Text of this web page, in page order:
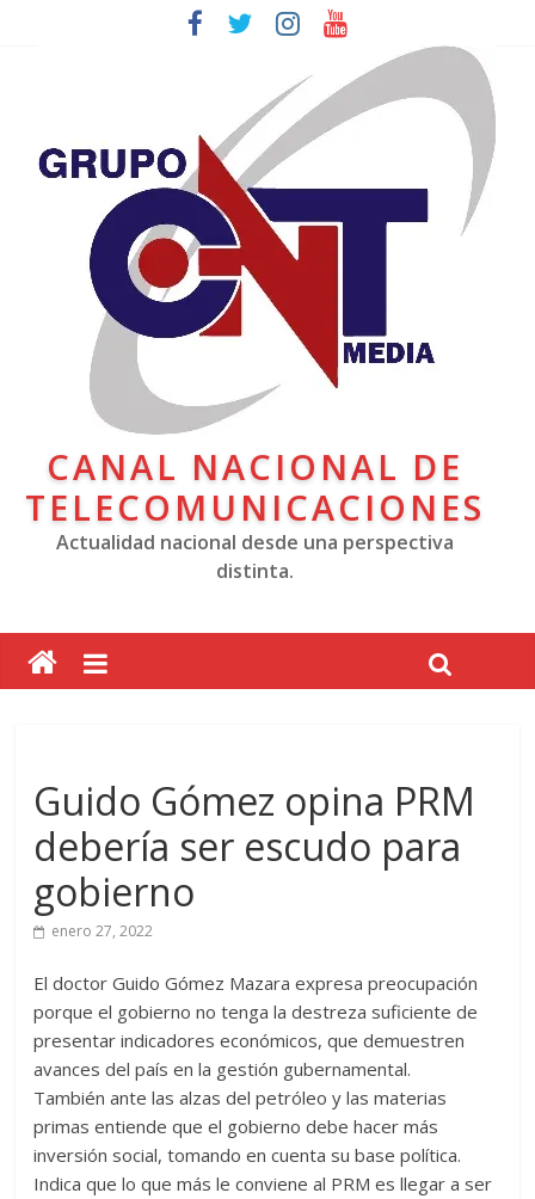
CANAL NACIONAL DE
TELECOMUNICACIONES
Actualidad nacional desde una perspectiva
distinta.
Guido Gómez opina PRM
debería ser escudo para
gobierno
enero 27, 2022
El doctor Guido Gómez Mazara expresa preocupación
porque el gobierno no tenga la destreza suficiente de
presentar indicadores económicos, que demuestren
avances del país en la gestión gubernamental.
También ante las alzas del petróleo y las materias
primas entiende que el gobierno debe hacer más
inversión social, tomando en cuenta su base política.
Indica que lo que más le conviene al PRM es llegar a ser